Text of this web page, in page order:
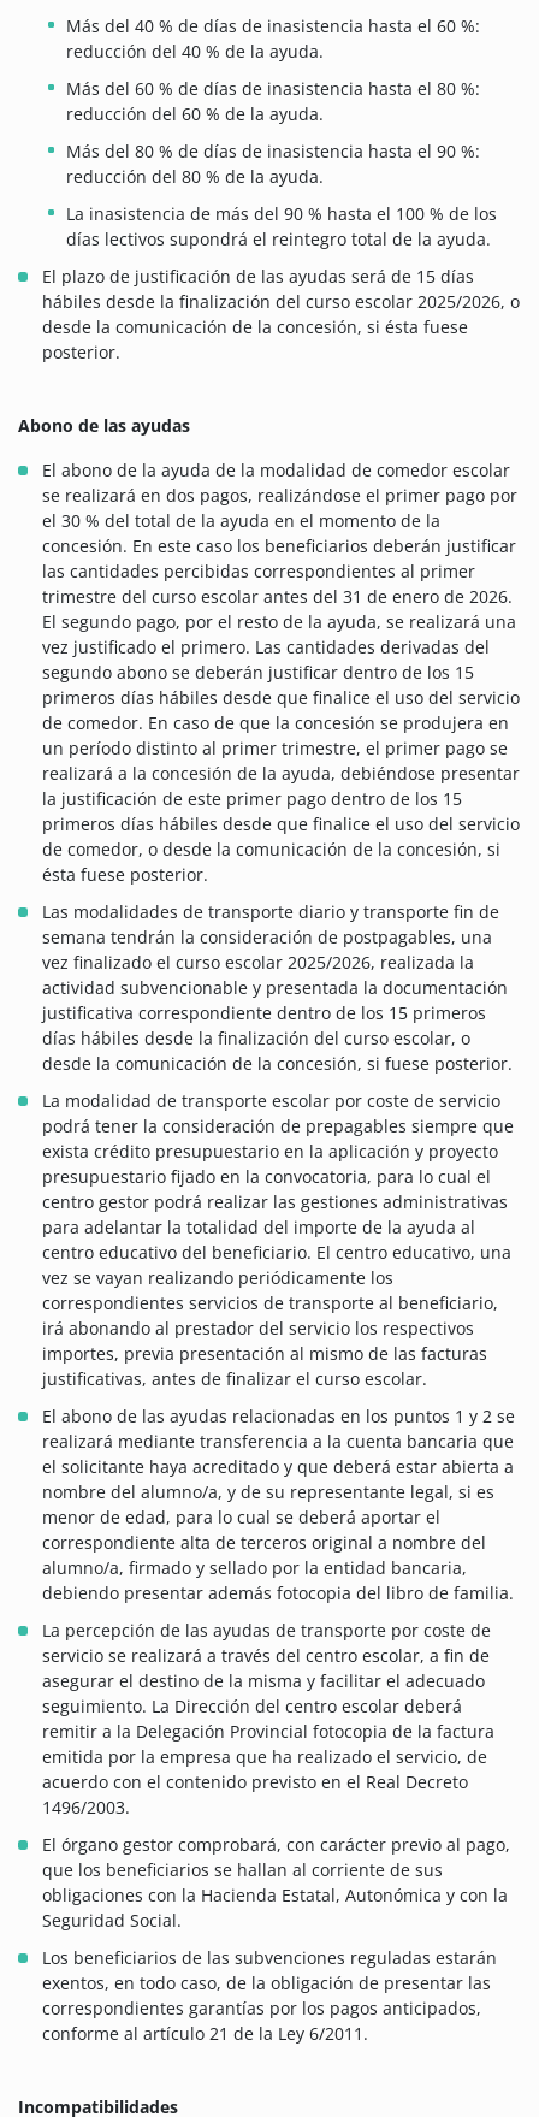
Más del 40 % de días de inasistencia hasta el 60 %:
reducción del 40 % de la ayuda.
Más del 60 % de días de inasistencia hasta el 80 %:
reducción del 60 % de la ayuda.
Más del 80 % de días de inasistencia hasta el 90 %:
reducción del 80 % de la ayuda.
La inasistencia de más del 90 % hasta el 100 % de los
días lectivos supondrá el reintegro total de la ayuda.
El plazo de justificación de las ayudas será de 15 días
hábiles desde la finalización del curso escolar 2025/2026, o
desde la comunicación de la concesión, si ésta fuese
posterior.
Abono de las ayudas
El abono de la ayuda de la modalidad de comedor escolar
se realizará en dos pagos, realizándose el primer pago por
el 30 % del total de la ayuda en el momento de la
concesión. En este caso los beneficiarios deberán justificar
las cantidades percibidas correspondientes al primer
trimestre del curso escolar antes del 31 de enero de 2026.
El segundo pago, por el resto de la ayuda, se realizará una
vez justificado el primero. Las cantidades derivadas del
segundo abono se deberán justificar dentro de los 15
primeros días hábiles desde que finalice el uso del servicio
de comedor. En caso de que la concesión se produjera en
un período distinto al primer trimestre, el primer pago se
realizará a la concesión de la ayuda, debiéndose presentar
la justificación de este primer pago dentro de los 15
primeros días hábiles desde que finalice el uso del servicio
de comedor, o desde la comunicación de la concesión, si
ésta fuese posterior.
Las modalidades de transporte diario y transporte fin de
semana tendrán la consideración de postpagables, una
vez finalizado el curso escolar 2025/2026, realizada la
actividad subvencionable y presentada la documentación
justificativa correspondiente dentro de los 15 primeros
días hábiles desde la finalización del curso escolar, o
desde la comunicación de la concesión, si fuese posterior.
La modalidad de transporte escolar por coste de servicio
podrá tener la consideración de prepagables siempre que
exista crédito presupuestario en la aplicación y proyecto
presupuestario fijado en la convocatoria, para lo cual el
centro gestor podrá realizar las gestiones administrativas
para adelantar la totalidad del importe de la ayuda al
centro educativo del beneficiario. El centro educativo, una
vez se vayan realizando periódicamente los
correspondientes servicios de transporte al beneficiario,
irá abonando al prestador del servicio los respectivos
importes, previa presentación al mismo de las facturas
justificativas, antes de finalizar el curso escolar.
El abono de las ayudas relacionadas en los puntos 1 y 2 se
realizará mediante transferencia a la cuenta bancaria que
el solicitante haya acreditado y que deberá estar abierta a
nombre del alumno/a, y de su representante legal, si es
menor de edad, para lo cual se deberá aportar el
correspondiente alta de terceros original a nombre del
alumno/a, firmado y sellado por la entidad bancaria,
debiendo presentar además fotocopia del libro de familia.
La percepción de las ayudas de transporte por coste de
servicio se realizará a través del centro escolar, a fin de
asegurar el destino de la misma y facilitar el adecuado
seguimiento. La Dirección del centro escolar deberá
remitir a la Delegación Provincial fotocopia de la factura
emitida por la empresa que ha realizado el servicio, de
acuerdo con el contenido previsto en el Real Decreto
1496/2003.
El órgano gestor comprobará, con carácter previo al pago,
que los beneficiarios se hallan al corriente de sus
obligaciones con la Hacienda Estatal, Autonómica y con la
Seguridad Social.
Los beneficiarios de las subvenciones reguladas estarán
exentos, en todo caso, de la obligación de presentar las
correspondientes garantías por los pagos anticipados,
conforme al artículo 21 de la Ley 6/2011.
Incompatibilidades